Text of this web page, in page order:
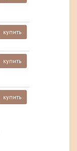
купить
купить
купить